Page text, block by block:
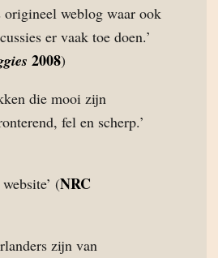
origineel weblog waar ook
er vaak toe doen.’
2008)
die mooi zijn
fel en scherp.’
(NRC
zijn van